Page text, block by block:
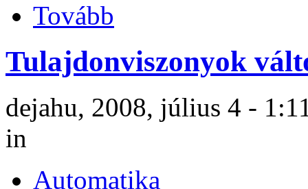
Tovább
Tulajdonviszonyok
dejahu, 2008, július 4 -
in
Automatika